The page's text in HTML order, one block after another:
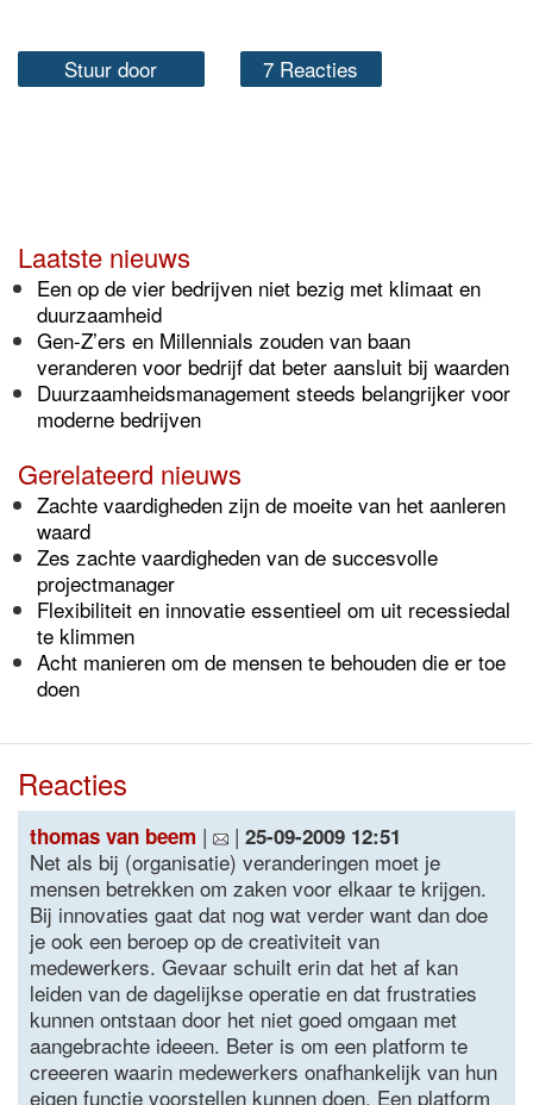
Stuur door 7 Reacties
Laatste nieuws
Een op de vier bedrijven niet bezig met klimaat en
duurzaamheid
Gen-Z’ers en Millennials zouden van baan
veranderen voor bedrijf dat beter aansluit bij waarden
Duurzaamheidsmanagement steeds belangrijker voor
moderne bedrijven
Gerelateerd nieuws
Zachte vaardigheden zijn de moeite van het aanleren
waard
Zes zachte vaardigheden van de succesvolle
projectmanager
Flexibiliteit en innovatie essentieel om uit recessiedal
te klimmen
Acht manieren om de mensen te behouden die er toe
doen
Reacties
thomas van beem | | 25-09-2009 12:51
Net als bij (organisatie) veranderingen moet je
mensen betrekken om zaken voor elkaar te krijgen.
Bij innovaties gaat dat nog wat verder want dan doe
je ook een beroep op de creativiteit van
medewerkers. Gevaar schuilt erin dat het af kan
leiden van de dagelijkse operatie en dat frustraties
kunnen ontstaan door het niet goed omgaan met
aangebrachte ideeen. Beter is om een platform te
creeeren waarin medewerkers onafhankelijk van hun
eigen functie voorstellen kunnen doen. Een platform